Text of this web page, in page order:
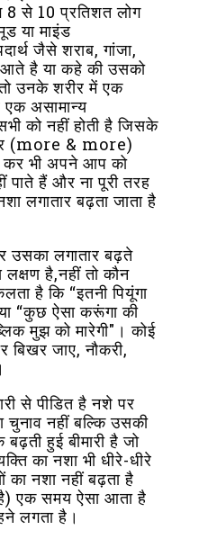
से 10 प्रतिशत लोग
या माइंड
जैसे शराब, गांजा,
है या कहे की उसको
उनके शरीर में एक
एक असामान्य
को नहीं होती है जिसके
(more & more)
कर भी अपने आप को
पाते हैं और ना पूरी तरह
लगातार बढ़ता जाता है
उसका लगातार बढ़ते
लक्षण है,नहीं तो कौन
है कि “इतनी पियूंगा
“कुछ ऐसा करूंगा की
मुझ को मारेगी"। कोई
बिखर जाए, नौकरी,
से पीडित है नशे पर
चुनाव नहीं बल्कि उसकी
हुई बीमारी है जो
का नशा भी धीरे-धीरे
का नशा नहीं बढ़ता है
है) एक समय ऐसा आता है
लगता है।